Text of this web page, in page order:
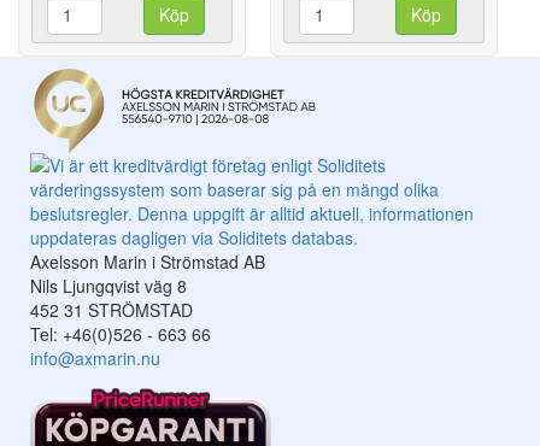
Köp Köp
Axelsson Marin i Strömstad AB
Nils Ljungqvist väg 8
452 31 STRÖMSTAD
Tel: +46(0)526 - 663 66
info@axmarin.nu